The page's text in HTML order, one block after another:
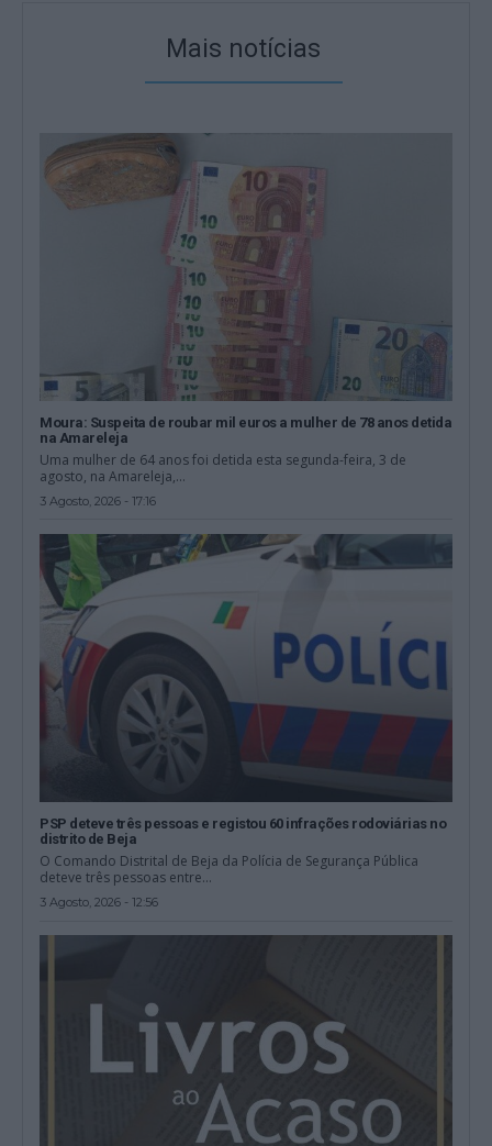
Mais notícias
Moura: Suspeita de roubar mil euros a mulher de 78 anos detida
na Amareleja
Uma mulher de 64 anos foi detida esta segunda-feira, 3 de
agosto, na Amareleja,...
3 Agosto, 2026 - 17:16
PSP deteve três pessoas e registou 60 infrações rodoviárias no
distrito de Beja
O Comando Distrital de Beja da Polícia de Segurança Pública
deteve três pessoas entre...
3 Agosto, 2026 - 12:56